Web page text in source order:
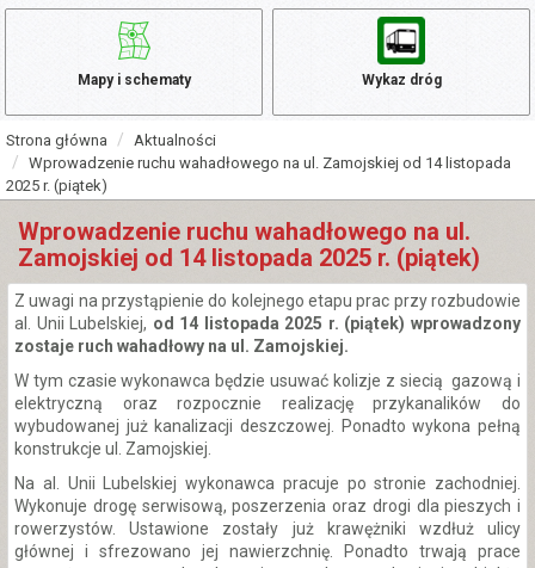
Mapy i schematy Wykaz dróg
Strona główna
Aktualności
Wprowadzenie ruchu wahadłowego na ul. Zamojskiej od 14 listopada
2025 r. (piątek)
Wprowadzenie ruchu wahadłowego na ul.
Zamojskiej od 14 listopada 2025 r. (piątek)
Z uwagi na przystąpienie do kolejnego etapu prac przy rozbudowie
al. Unii Lubelskiej, od 14 listopada 2025 r. (piątek) wprowadzony
zostaje ruch wahadłowy na ul. Zamojskiej.
W tym czasie wykonawca będzie usuwać kolizje z siecią gazową i
elektryczną oraz rozpocznie realizację przykanalików do
wybudowanej już kanalizacji deszczowej. Ponadto wykona pełną
konstrukcje ul. Zamojskiej.
Na al. Unii Lubelskiej wykonawca pracuje po stronie zachodniej.
Wykonuje drogę serwisową, poszerzenia oraz drogi dla pieszych i
rowerzystów. Ustawione zostały już krawężniki wzdłuż ulicy
głównej i sfrezowano jej nawierzchnię. Ponadto trwają prace